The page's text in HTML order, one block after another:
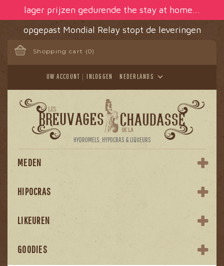
lager prijzen gedurende the stay at home...
opgepast Mondial Relay stopt de leveringen
Shopping cart (0)
NEDERLANDS
INLOGGEN
UW ACCOUNT
HYDROMELS, HYPOCRAS & LIQUEURS
MEDEN
HIPOCRAS
LIKEUREN
GOODIES
Cookies beheer paneel